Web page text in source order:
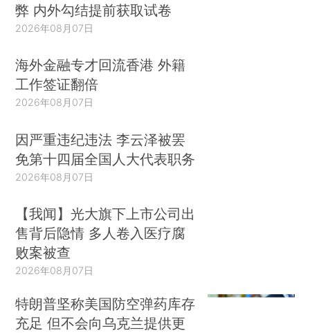
弊 内外勾结提前获取试卷
2026年08月07日
海外金融专才回流香港 外籍
工作签证翻倍
2026年08月07日
因严重违纪违法 李云泽被罢
免第十四届全国人大代表职务
2026年08月07日
【我闻】光大旗下上市公司出
售背后隐情 多人卷入医疗腐
败案被查
2026年08月07日
特朗普坚称美国防空弹药库存
充足 但不会向乌克兰提供更